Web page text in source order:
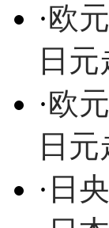
·欧
日
·欧
日
· 日